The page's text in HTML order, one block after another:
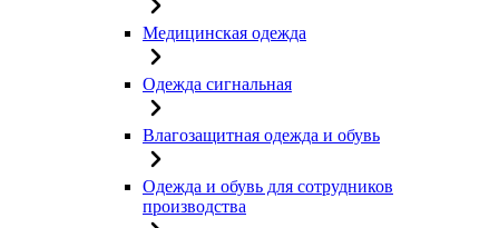
Медицинская одежда
Одежда сигнальная
Влагозащитная одежда и обувь
Одежда и обувь для сотрудников
производства